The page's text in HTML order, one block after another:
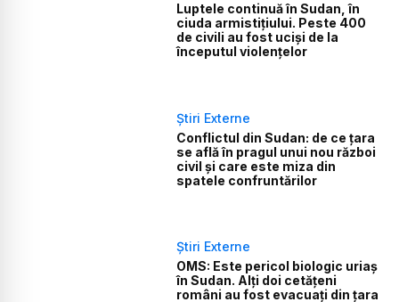
Luptele continuă în Sudan, în
ciuda armistițiului. Peste 400
de civili au fost uciși de la
începutul violențelor
Știri Externe
Conflictul din Sudan: de ce țara
se află în pragul unui nou război
civil și care este miza din
spatele confruntărilor
Știri Externe
OMS: Este pericol biologic uriaș
în Sudan. Alți doi cetățeni
români au fost evacuați din țara